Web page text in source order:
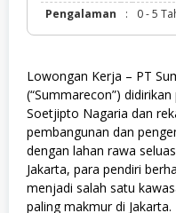
Pengalaman : 0 - 5
Lowongan Kerja – PT
(“Summarecon”)
Soetjipto Nagaria dan
pembangunan dan
dengan lahan rawa
Jakarta, para pendiri
menjadi salah satu
paling makmur di